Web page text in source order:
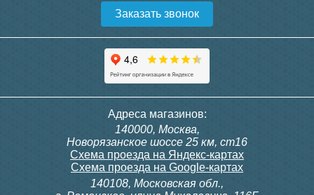
Заказать звонок
Адреса магазинов:
140000, Москва,
Новорязанское шоссе 25 км, ст16
Схема проезда на Яндекс-картах
Схема проезда на Google-картах
140108, Московская обл.,